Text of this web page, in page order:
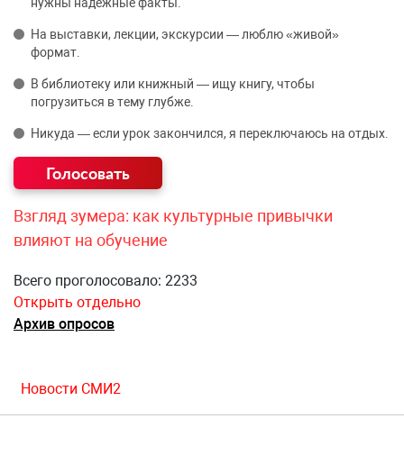
На выставки, лекции, экскурсии — люблю «живой»
формат.
В библиотеку или книжный — ищу книгу, чтобы
погрузиться в тему глубже.
Никуда — если урок закончился, я переключаюсь на отдых.
Взгляд зумера: как культурные привычки
влияют на обучение
Всего проголосовало: 2233
Открыть отдельно
Архив опросов
Новости СМИ2